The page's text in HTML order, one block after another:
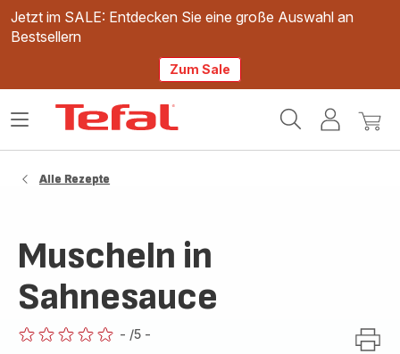
Jetzt im SALE: Entdecken Sie eine große Auswahl an
Bestsellern
Zum Sale
Mein
Mein
Das
Alle Rezepte
Muscheln in
Sahnesauce
- /5 -